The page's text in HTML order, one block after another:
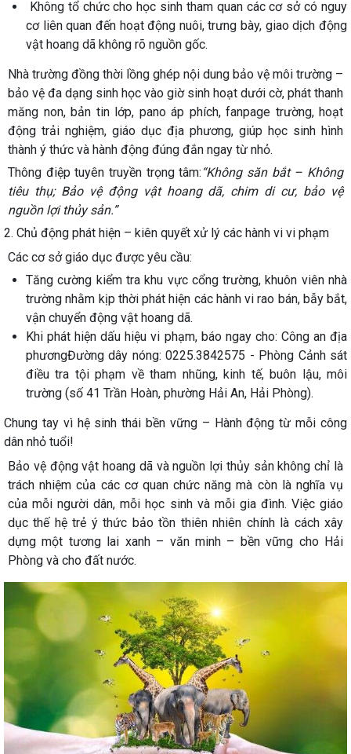
Không tổ chức cho học sinh tham quan các cơ sở có nguy
cơ liên quan đến hoạt động nuôi, trưng bày, giao dịch động
vật hoang dã không rõ nguồn gốc.
Nhà trường đồng thời lồng ghép nội dung bảo vệ môi trường –
bảo vệ đa dạng sinh học vào giờ sinh hoạt dưới cờ, phát thanh
măng non, bản tin lớp, pano áp phích, fanpage trường, hoạt
động trải nghiệm, giáo dục địa phương, giúp học sinh hình
thành ý thức và hành động đúng đắn ngay từ nhỏ.
Thông điệp tuyên truyền trọng tâm: “Không săn bắt – Không
tiêu thụ; Bảo vệ động vật hoang dã, chim di cư, bảo vệ
nguồn lợi thủy sản.”
2. Chủ động phát hiện – kiên quyết xử lý các hành vi vi phạm
Các cơ sở giáo dục được yêu cầu:
Tăng cường kiểm trakhu vực cổng trường, khuôn viên nhà
trường nhằm kịp thời phát hiện các hành vi rao bán, bẫy bắt,
vận chuyển động vật hoang dã.
Khi phát hiện dấu hiệu vi phạm, báo ngaycho: Công an địa
phươngĐường dây nóng: 0225.3842575 - Phòng Cảnh sát
điều tra tội phạm về tham nhũng, kinh tế, buôn lậu, môi
trường (số 41 Trần Hoàn, phường Hải An, Hải Phòng).
Chung tay vì hệ sinh thái bền vững – Hành động từ mỗi công
dân nhỏ tuổi!
Bảo vệ động vật hoang dã và nguồn lợi thủy sản không chỉ là
trách nhiệm của các cơ quan chức năng mà còn là nghĩa vụ
củamỗi người dân, mỗi học sinh và mỗi gia đình. Việc giáo
dục thế hệ trẻ ý thức bảo tồn thiên nhiên chính là cách xây
dựng một tương lai xanh – văn minh – bền vững cho Hải
Phòng và cho đất nước.